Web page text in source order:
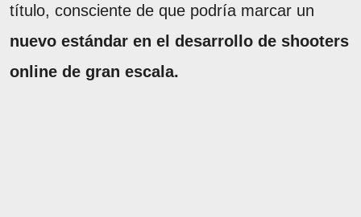
título, consciente de que podría marcar un
nuevo estándar en el desarrollo de shooters
online de gran escala.